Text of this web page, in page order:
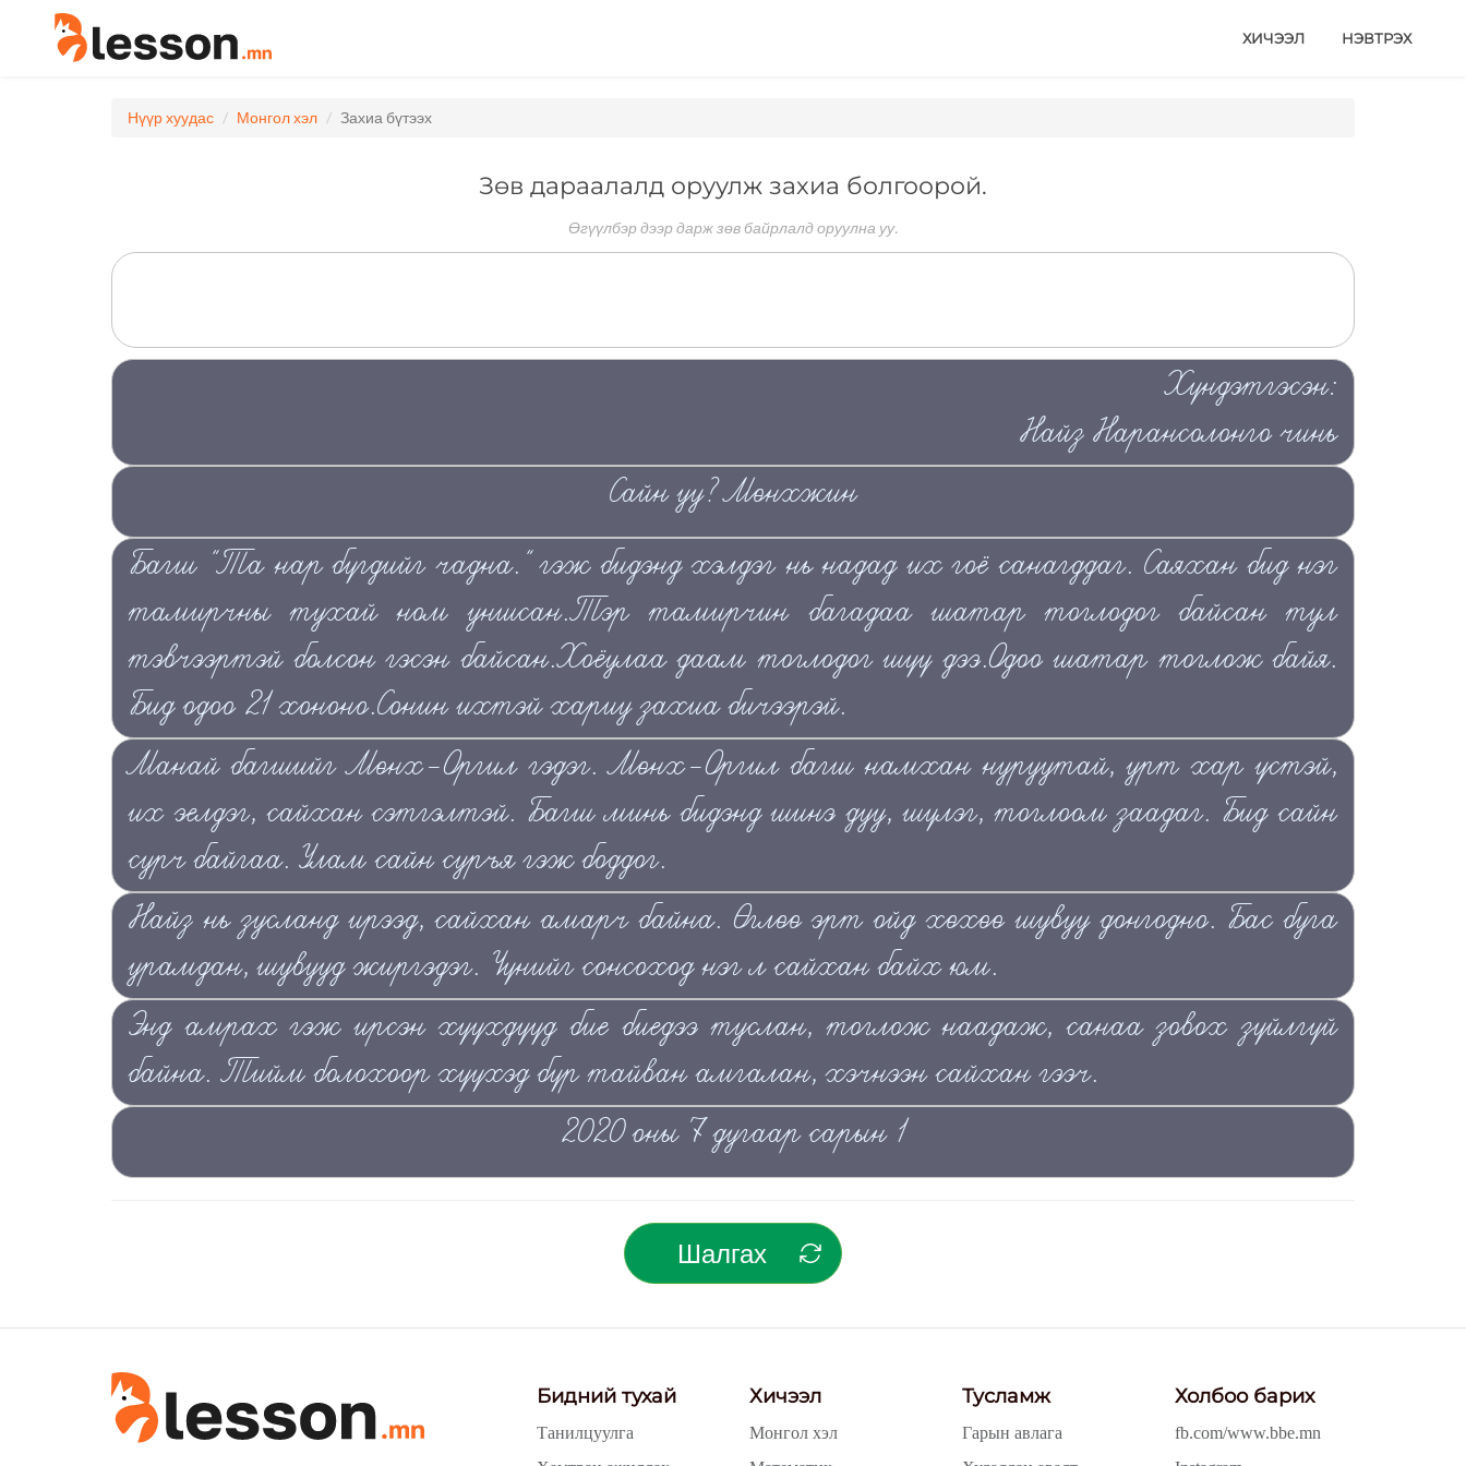
ХИЧЭЭЛ НЭВТРЭХ
Нүүр хуудас Монгол хэл Захиа бүтээх
Зөв дараалалд оруулж захиа болгоорой.
Өгүүлбэр дээр дарж зөв байрлалд оруулна уу.
Хүндэтгэсэн:
Найз Нарансолонго чинь
Сайн уу? Мөнхжин
Багш "Та нар бүгдийг чадна." гэж бидэнд хэлдэг нь надад их гоё санагддаг. Саяхан бид нэг
тамирчны тухай ном уншсан.Тэр тамирчин багадаа шатар тоглодог байсан тул
тэвчээртэй болсон гэсэн байсан.Хоёулаа даам тоглодог шүү дээ.Одоо шатар тоглож байя.
Бид одоо 21 хононо.Сонин ихтэй хариу захиа бичээрэй.
Манай багшийг Мөнх-Оргил гэдэг. Мөнх-Оргил багш намхан нуруутай, урт хар үстэй,
их эелдэг, сайхан сэтгэлтэй. Багш минь бидэнд шинэ дуу, шүлэг, тоглоом заадаг. Бид сайн
сурч байгаа. Улам сайн суръя гэж боддог.
Найз нь зусланд ирээд, сайхан амарч байна. Өглөө эрт ойд хөхөө шувуу донгодно. Бас буга
урамдан, шувууд жиргэдэг. Үүнийг сонсоход нэг л сайхан байх юм.
Энд амрах гэж ирсэн хүүхдүүд бие биедээ туслан, тоглож наадаж, санаа зовох зүйлгүй
байна. Тийм болохоор хүүхэд бүр тайван амгалан, хэчнээн сайхан гээч.
2020 оны 7 дугаар сарын 1
Шалгах
Бидний тухай
Танилцуулга
Хичээл
Монгол хэл
Тусламж
Гарын авлага
Холбоо барих
fb.com/www.bbe.mn